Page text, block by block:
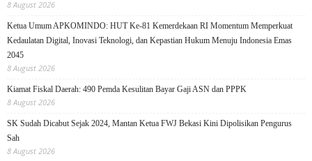
8 August 2026
Ketua Umum APKOMINDO: HUT Ke-81 Kemerdekaan RI Momentum Memperkuat
Kedaulatan Digital, Inovasi Teknologi, dan Kepastian Hukum Menuju Indonesia Emas
2045
8 August 2026
Kiamat Fiskal Daerah: 490 Pemda Kesulitan Bayar Gaji ASN dan PPPK
8 August 2026
SK Sudah Dicabut Sejak 2024, Mantan Ketua FWJ Bekasi Kini Dipolisikan Pengurus
Sah
8 August 2026